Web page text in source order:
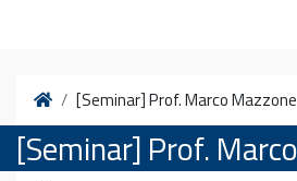
Home[Seminar] Prof. Marco Mazzone
[Seminar] Prof.